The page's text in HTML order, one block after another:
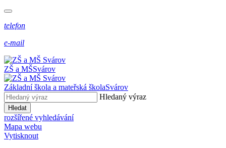
telefon
e-mail
ZŠ a MŠSvárov
Základní škola a mateřská školaSvárov
Hledaný výraz
Hledat
rozšířené vyhledávání
Mapa webu
Vytisknout